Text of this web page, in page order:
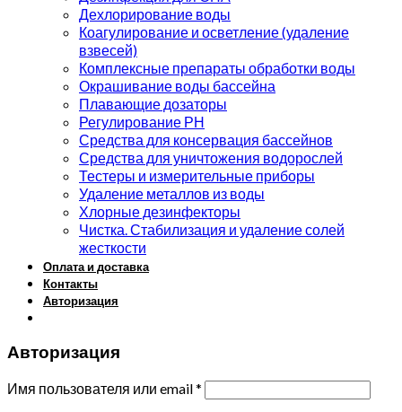
Дехлорирование воды
Коагулирование и осветление (удаление
взвесей)
Комплексные препараты обработки воды
Окрашивание воды бассейна
Плавающие дозаторы
Регулирование РН
Средства для консервация бассейнов
Средства для уничтожения водорослей
Тестеры и измерительные приборы
Удаление металлов из воды
Хлорные дезинфекторы
Чистка. Стабилизация и удаление солей
жесткости
Оплата и доставка
Контакты
Авторизация
Авторизация
Имя пользователя или email*